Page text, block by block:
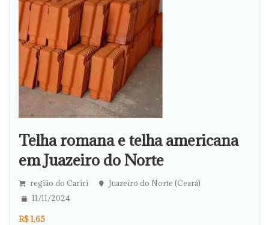
Telha romana e telha americana
em Juazeiro do Norte
região do Cariri
Juazeiro do Norte (Ceará)
11/11/2024
R$ 1,65